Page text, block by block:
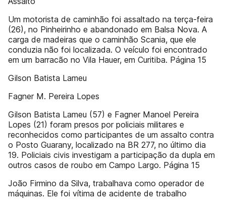
Um motorista de caminhão foi assaltado na terça-feira
(26), no Pinheirinho e abandonado em Balsa Nova. A
carga de madeiras que o caminhão Scania, que ele
conduzia não foi localizada. O veículo foi encontrado
em um barracão no Vila Hauer, em Curitiba. Página 15
Gilson Batista Lameu
Fagner M. Pereira Lopes
Gilson Batista Lameu (57) e Fagner Manoel Pereira
Lopes (21) foram presos por policiais militares e
reconhecidos como participantes de um assalto contra
o Posto Guarany, localizado na BR 277, no último dia
19. Policiais civis investigam a participação da dupla em
outros casos de roubo em Campo Largo. Página 15
João Firmino da Silva, trabalhava como operador de
máquinas. Ele foi vítima de acidente de trabalho